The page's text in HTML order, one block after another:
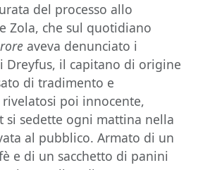
del processo allo
Zola, che sul quotidiano
aveva denunciato i
Dreyfus, il capitano di origine
di tradimento e
poi innocente,
si sedette ogni mattina nella
al pubblico. Armato di un
e di un sacchetto di panini